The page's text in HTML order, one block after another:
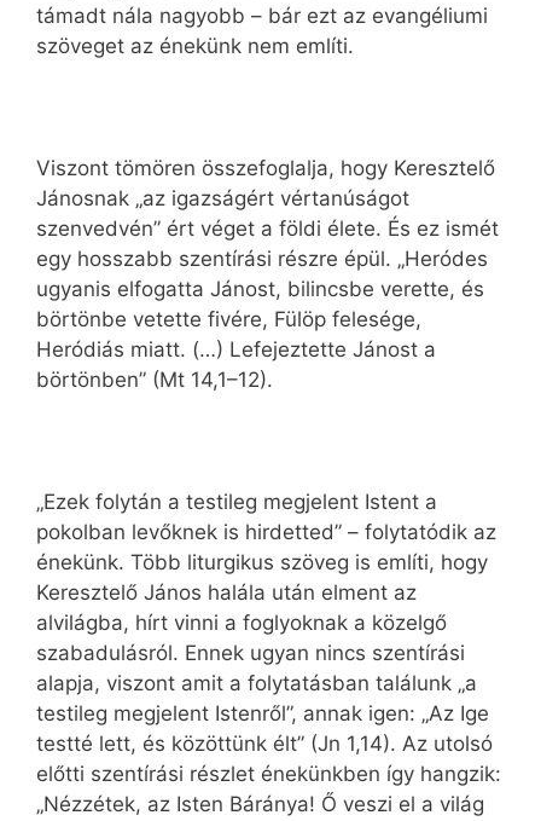
támadt nála nagyobb – bár ezt az evangéliumi
szöveget az énekünk nem említi.
Viszont tömören összefoglalja, hogy Keresztelő
Jánosnak „az igazságért vértanúságot
szenvedvén” ért véget a földi élete. És ez ismét
egy hosszabb szentírási részre épül. „Heródes
ugyanis elfogatta Jánost, bilincsbe verette, és
börtönbe vetette fivére, Fülöp felesége,
Heródiás miatt. (…) Lefejeztette Jánost a
börtönben” (Mt 14,1–12).
„Ezek folytán a testileg megjelent Istent a
pokolban levőknek is hirdetted” – folytatódik az
énekünk. Több liturgikus szöveg is említi, hogy
Keresztelő János halála után elment az
alvilágba, hírt vinni a foglyoknak a közelgő
szabadulásról. Ennek ugyan nincs szentírási
alapja, viszont amit a folytatásban találunk „a
testileg megjelent Istenről”, annak igen: „Az Ige
testté lett, és közöttünk élt” (Jn 1,14). Az utolsó
előtti szentírási részlet énekünkben így hangzik:
„Nézzétek, az Isten Báránya! Ő veszi el a világ